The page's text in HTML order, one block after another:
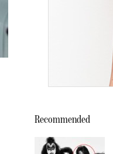
Recommended